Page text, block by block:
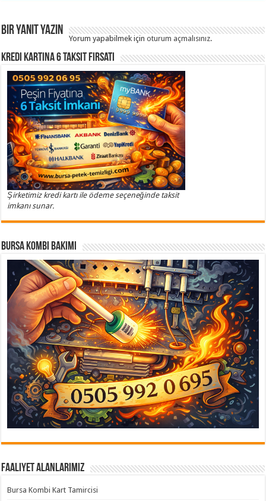
Bir yanıt yazın
Yorum yapabilmek içinoturum açmalısınız.
Kredi Kartına 6 Taksit Fırsatı
Şirketimiz kredi kartı ile ödeme seçeneğinde taksit
imkanı sunar.
Bursa Kombi Bakımı
Faaliyet Alanlarımız
Bursa Kombi Kart Tamircisi